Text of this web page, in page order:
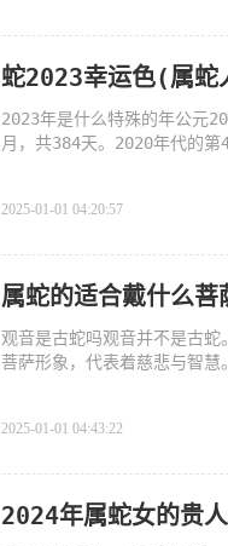
蛇2023幸运色(属
2023年是什么特殊的年公元
月，共384天。2020年代的
2025-01-01 04:20:57
属蛇的适合戴什么
观音是古蛇吗观音并不是古
菩萨形象，代表着慈悲与智
2025-01-01 04:43:22
2024年属蛇女的贵